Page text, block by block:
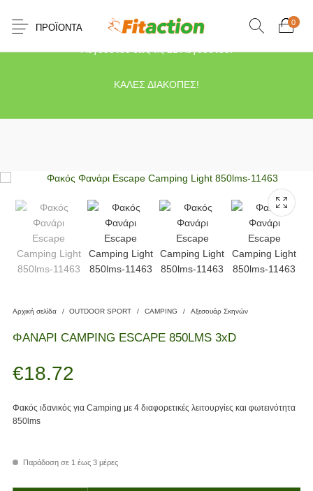
Το κατάστημα μας θα παραμείνει κλειστό λόγω διακοπών από τις 10
Αυγούστου έως τις 21 Αυγούστου.
ΚΑΛΕΣ ΔΙΑΚΟΠΕΣ!
ΠΡΟΪΌΝΤΑ
0
Αρχική σελίδα / OUTDOOR SPORT / CAMPING / Αξεσουάρ Σκηνών
ΦΑΝΑΡΙ CAMPING ESCAPE 850LMS 3xD
€18.72
Φακός ιδανικός για Camping με 4 διαφορετικές λειτουργίες και φωτεινότητα
850lms
Παράδοση σε 1 έως 3 μέρες